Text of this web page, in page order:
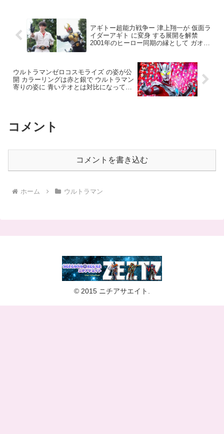
アギトー超能力戦争ー 津上翔一が 仮面ラ
イダーアギト に変身 する展開を解禁
2001年のヒーロー同期の縁として ガオレ
ウルトラマンゼロコスモライズ の姿が公
開 カラーリングは赤と銀で ウルトラマン
寄りの姿に 青いテオとは対比になってる
コメント
コメントを書き込む
ホーム ウルトラマン
© 2015 ニチアサエイト.